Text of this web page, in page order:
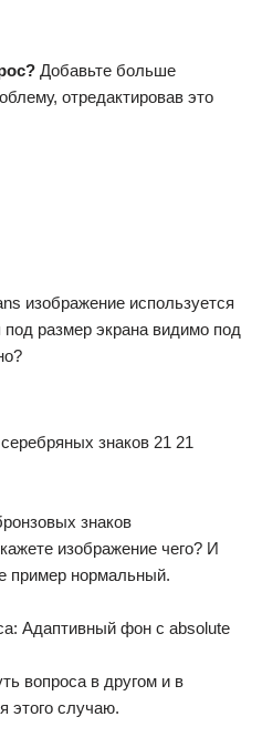
Добавьте больше
отредактировав это
изображение используется
под размер экрана видимо под
знаков 21 21
знаков
изображение чего? И
пример нормальный.
Адаптивный фон с absolute
вопроса в другом и в
этого случаю.